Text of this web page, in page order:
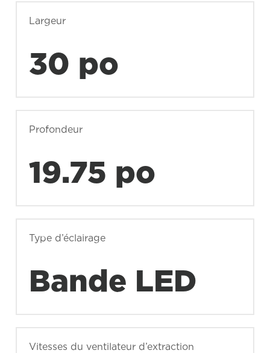
Largeur
30 po
Profondeur
19.75 po
Type d’éclairage
Bande LED
Vitesses du ventilateur d’extraction